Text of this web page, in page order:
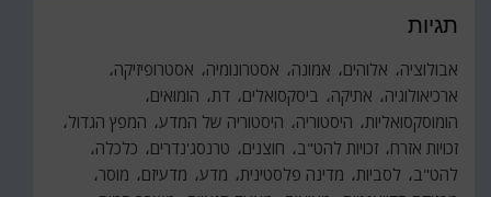
תגיות
אבולוציה אלוהים אמונה אסטרונומיה
אסטרופיזיקה
ארכיאולוגיה
אתיקה ביסקסואלים דת הומואים
הומוסקסואליות היסטוריה היסטוריה של המדע המפץ הגדול
זכויות אזרח זכויות להט"ב חוצנים טרנסג'נדרים
כלכלה
להט"ב
לסביות מדינה פלסטינית מדע מדעיזם
מוסר